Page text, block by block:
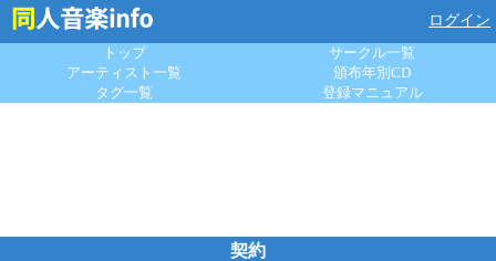
ログイン
トップ
サークル一覧
アーティスト一覧
頒布年別CD
タグ一覧
登録マニュアル
契約